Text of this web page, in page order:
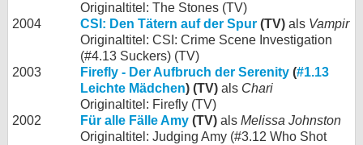
Originaltitel: The Stones (TV)
2004
CSI: Den Tätern auf der Spur (TV) als Vampir
Originaltitel: CSI: Crime Scene Investigation
(#4.13 Suckers) (TV)
2003
Firefly - Der Aufbruch der Serenity (#1.13
Leichte Mädchen) (TV) als Chari
Originaltitel: Firefly (TV)
2002
Für alle Fälle Amy (TV) als Melissa Johnston
Originaltitel: Judging Amy (#3.12 Who Shot